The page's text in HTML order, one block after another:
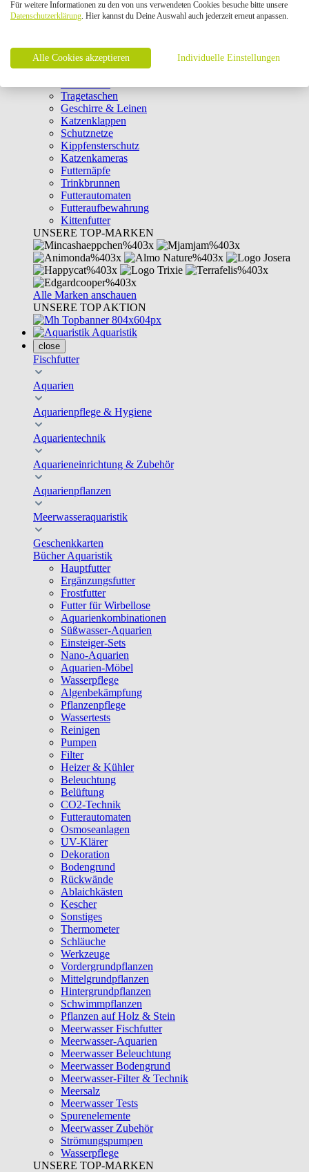
Intelligenzspielzeug
Laserpointer & Elektrospielzeug
Clicker & Target Sticks für Katzen
Weiteres Katzenspielzeug
Transportboxen
Tragetaschen
Geschirre & Leinen
Katzenklappen
Schutznetze
Kippfensterschutz
Katzenkameras
Futternäpfe
Trinkbrunnen
Futterautomaten
Futteraufbewahrung
Kittenfutter
UNSERE TOP-MARKEN
Alle Marken anschauen
UNSERE TOP AKTION
Aquaristik
close
Fischfutter
Aquarien
Aquarienpflege & Hygiene
Aquarientechnik
Aquarieneinrichtung & Zubehör
Aquarienpflanzen
Meerwasseraquaristik
Geschenkkarten
Bücher Aquaristik
Hauptfutter
Ergänzungsfutter
Frostfutter
Futter für Wirbellose
Aquarienkombinationen
Süßwasser-Aquarien
Einsteiger-Sets
Nano-Aquarien
Aquarien-Möbel
Wasserpflege
Algenbekämpfung
Pflanzenpflege
Wassertests
Reinigen
Pumpen
Filter
Heizer & Kühler
Beleuchtung
Belüftung
CO2-Technik
Futterautomaten
Osmoseanlagen
UV-Klärer
Dekoration
Bodengrund
Rückwände
Ablaichkästen
Kescher
Sonstiges
Thermometer
Schläuche
Werkzeuge
Vordergrundpflanzen
Mittelgrundpflanzen
Hintergrundpflanzen
Schwimmpflanzen
Pflanzen auf Holz & Stein
Meerwasser Fischfutter
Meerwasser-Aquarien
Meerwasser Beleuchtung
Meerwasser Bodengrund
Meerwasser-Filter & Technik
Meersalz
Meerwasser Tests
Spurenelemente
Meerwasser Zubehör
Strömungspumpen
Wasserpflege
UNSERE TOP-MARKEN
Für weitere Informationen zu den von uns verwendeten Cookies besuche bitte unsere
Datenschutzerklärung. Hier kannst du Deine Auswahl auch jederzeit erneut anpassen.
Alle Cookies akzeptieren Individuelle Einstellungen